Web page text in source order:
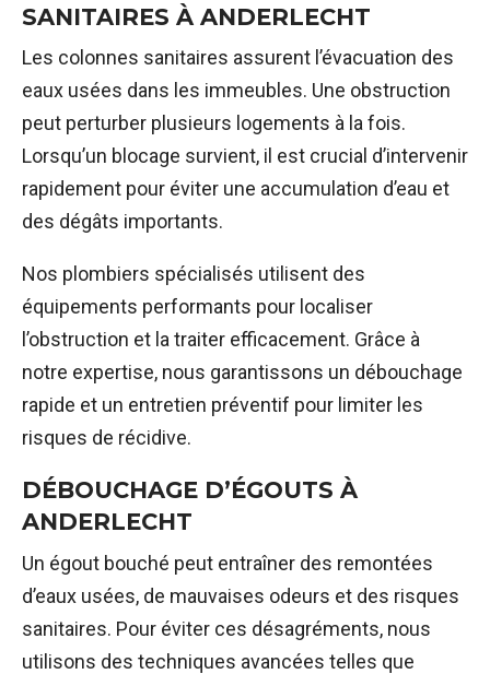
SANITAIRES À ANDERLECHT
Les colonnes sanitaires assurent l’évacuation des
eaux usées dans les immeubles. Une obstruction
peut perturber plusieurs logements à la fois.
Lorsqu’un blocage survient, il est crucial d’intervenir
rapidement pour éviter une accumulation d’eau et
des dégâts importants.
Nos plombiers spécialisés utilisent des
équipements performants pour localiser
l’obstruction et la traiter efficacement. Grâce à
notre expertise, nous garantissons un débouchage
rapide et un entretien préventif pour limiter les
risques de récidive.
DÉBOUCHAGE D’ÉGOUTS À
ANDERLECHT
Un égout bouché peut entraîner des remontées
d’eaux usées, de mauvaises odeurs et des risques
sanitaires. Pour éviter ces désagréments, nous
utilisons des techniques avancées telles que